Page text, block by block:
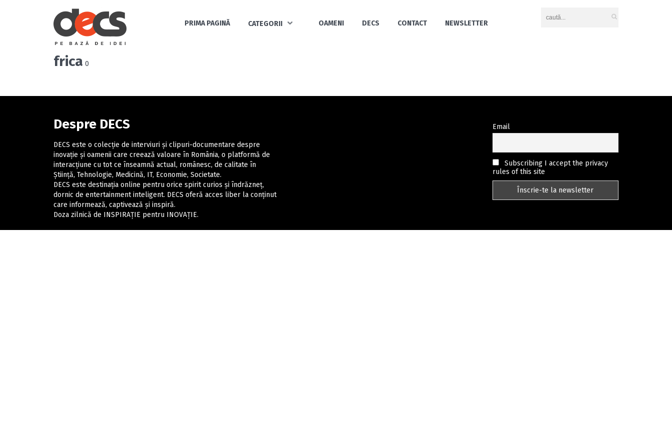
PRIMA PAGINĂ CATEGORII OAMENI DECS CONTACT NEWSLETTER
frica 0
Despre DECS
DECS este o colecție de interviuri și clipuri-documentare despre
inovație și oamenii care creează valoare în România, o platformă de
interacțiune cu tot ce înseamnă actual, românesc, de calitate în
Știință, Tehnologie, Medicină, IT, Economie, Societate.
DECS este destinația online pentru orice spirit curios și îndrăzneț,
dornic de entertainment inteligent. DECS oferă acces liber la conținut
care informează, captivează și inspiră.
Doza zilnică de INSPIRAȚIE pentru INOVAȚIE.
Email
Subscribing I accept the privacy
rules of this site